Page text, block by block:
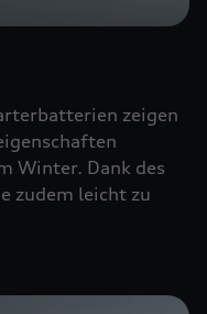
zeigen
Winter. Dank des
zudem leicht zu